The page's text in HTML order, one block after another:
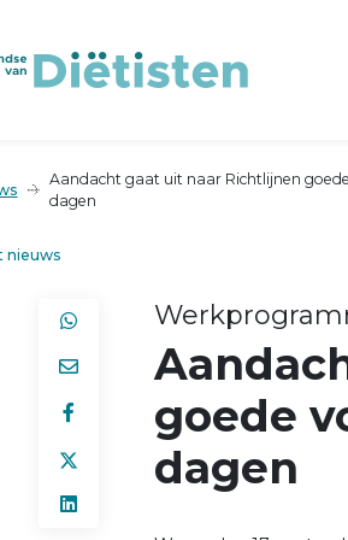
Aandacht gaat uit naar Richtlijnen
dagen
nieuws
goede
dagen